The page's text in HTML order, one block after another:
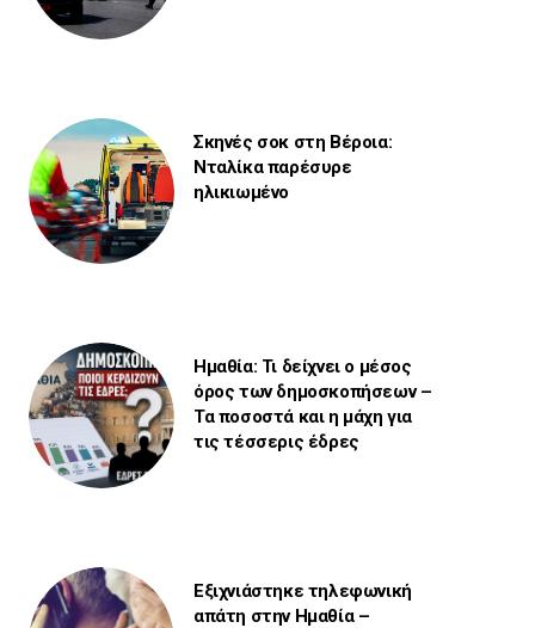
Σκηνές σοκ στη Βέροια:
Νταλίκα παρέσυρε
ηλικιωμένο
Ημαθία: Τι δείχνει ο μέσος
όρος των δημοσκοπήσεων –
Τα ποσοστά και η μάχη για
τις τέσσερις έδρες
Εξιχνιάστηκε τηλεφωνική
απάτη στην Ημαθία –